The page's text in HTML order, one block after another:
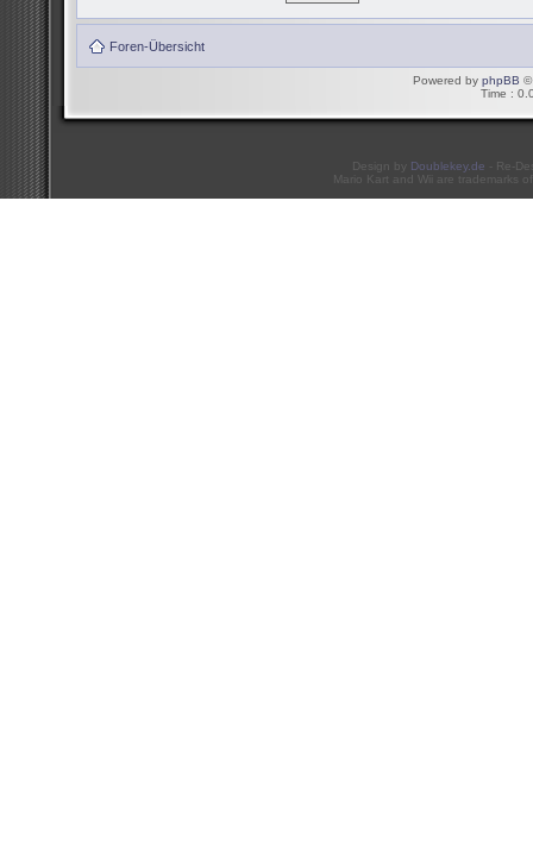
Foren-Übersicht
Powered by phpBB ©
Time :
Design by Doublekey.de - Re-
Mario Kart and Wii are trademarks